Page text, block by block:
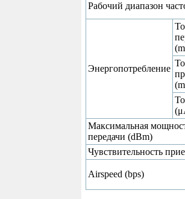
Рабочий диапазон
Энергопотребление
Максимальная
передачи (dBm)
Чувствительность
Airspeed (bps)